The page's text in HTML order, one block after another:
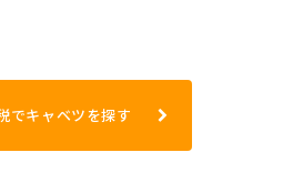
でキャベツを探す